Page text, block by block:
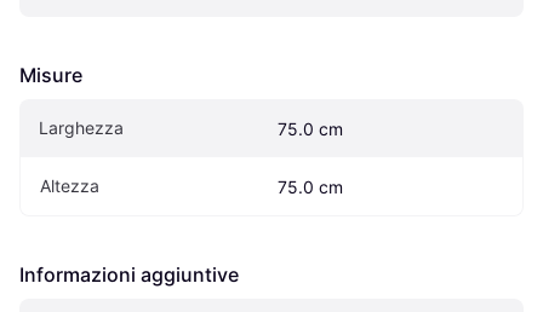
Misure
Larghezza 75.0 cm
Altezza 75.0 cm
Informazioni aggiuntive